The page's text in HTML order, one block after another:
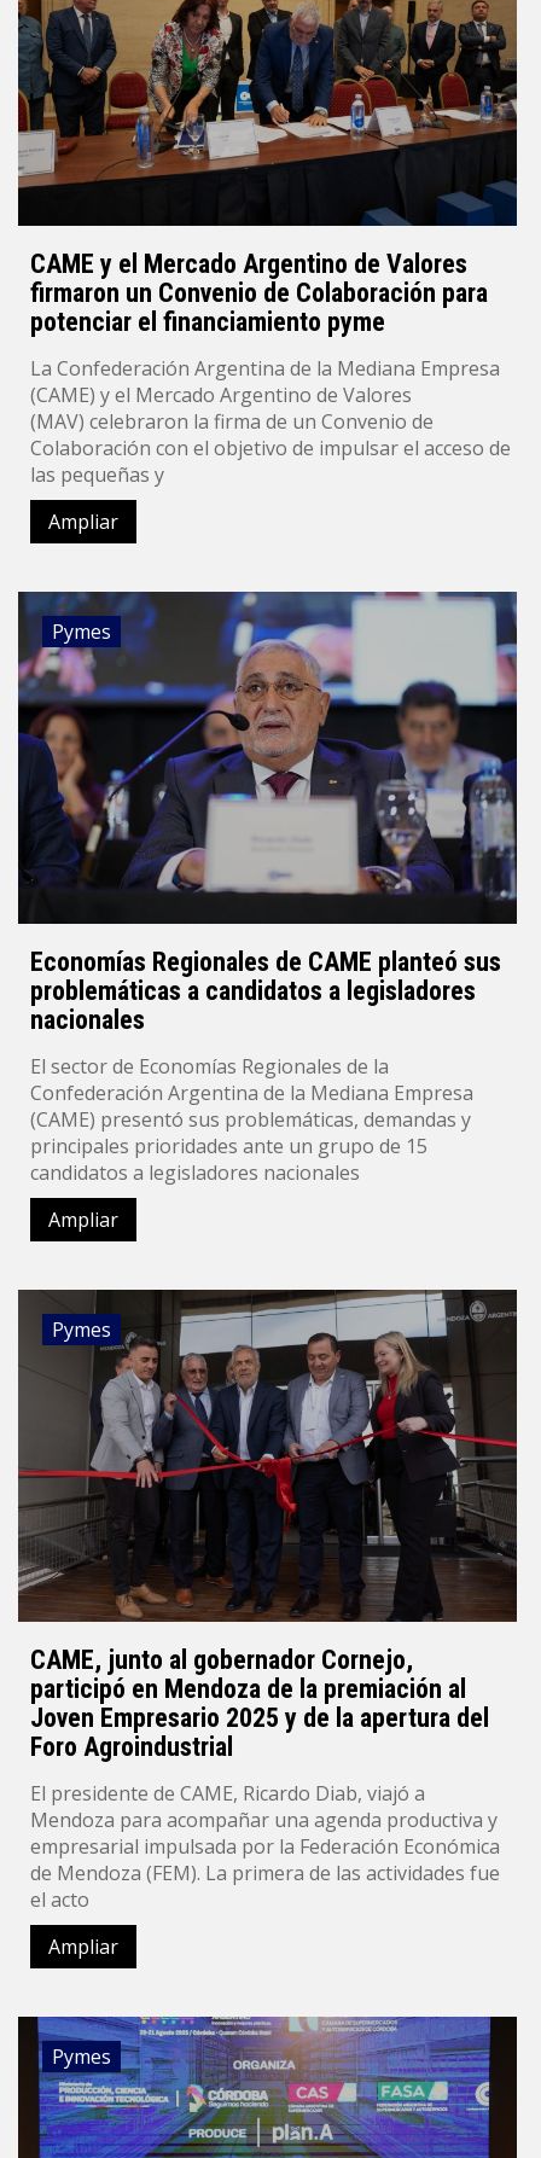
CAME y el Mercado Argentino de Valores
firmaron un Convenio de Colaboración para
potenciar el financiamiento pyme
La Confederación Argentina de la Mediana Empresa
(CAME) y el Mercado Argentino de Valores
(MAV) celebraron la firma de un Convenio de
Colaboración con el objetivo de impulsar el acceso de
las pequeñas y
Ampliar
Pymes
Economías Regionales de CAME planteó sus
problemáticas a candidatos a legisladores
nacionales
El sector de Economías Regionales de la
Confederación Argentina de la Mediana Empresa
(CAME) presentó sus problemáticas, demandas y
principales prioridades ante un grupo de 15
candidatos a legisladores nacionales
Ampliar
Pymes
CAME, junto al gobernador Cornejo,
participó en Mendoza de la premiación al
Joven Empresario 2025 y de la apertura del
Foro Agroindustrial
El presidente de CAME, Ricardo Diab, viajó a
Mendoza para acompañar una agenda productiva y
empresarial impulsada por la Federación Económica
de Mendoza (FEM). La primera de las actividades fue
el acto
Ampliar
Pymes